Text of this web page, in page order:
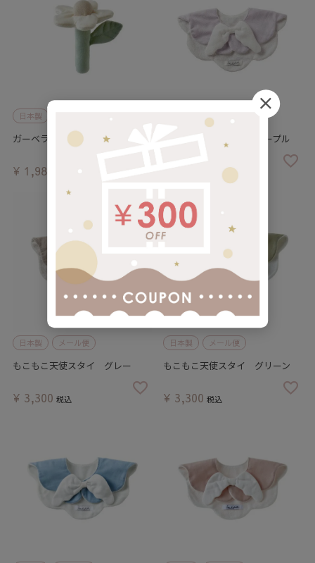
日本製
ガーベラのラトル ホワイト
¥ 1,980
メール便
もこもこ天使スタイ パープル
税込
日本製 メール便
もこもこ天使スタイ グレー
¥ 3,300 税込
日本製 メール便
もこもこ天使スタイ グリーン
¥ 3,300 税込